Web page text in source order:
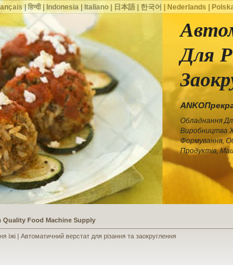
Для
Обладнання
Виробництва
Формування,
Продуктів,
a Shoe Seller to Start a Food Business
| Автоматичний верстат для різання та заокруглення
|हिन्दी| Indonesia| Italiano| 日本語| 한국어 Nederlands